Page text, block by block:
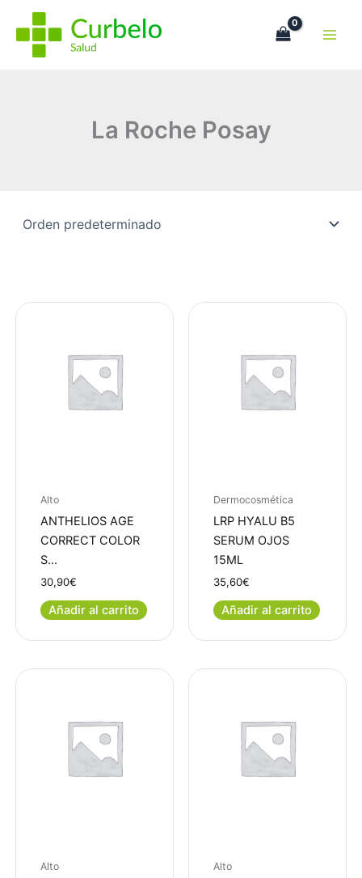
contenido
La Roche Posay
Alto
ANTHELIOS AGE
CORRECT COLOR
S…
30,90€
Añadir al carrito
Dermocosmética
LRP HYALU B5
SERUM OJOS
15ML
35,60€
Añadir al carrito
Alto Alto